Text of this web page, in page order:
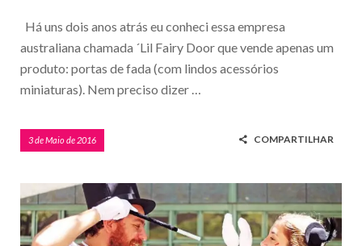
Há uns dois anos atrás eu conheci essa empresa
australiana chamada ´Lil Fairy Door que vende apenas um
produto: portas de fada (com lindos acessórios
miniaturas). Nem preciso dizer …
3 de Maio de 2016 COMPARTILHAR